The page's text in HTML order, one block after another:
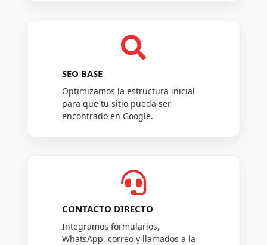

SEO BASE
Optimizamos la estructura inicial
para que tu sitio pueda ser
encontrado en Google.

CONTACTO DIRECTO
Integramos formularios,
WhatsApp, correo y llamados a la